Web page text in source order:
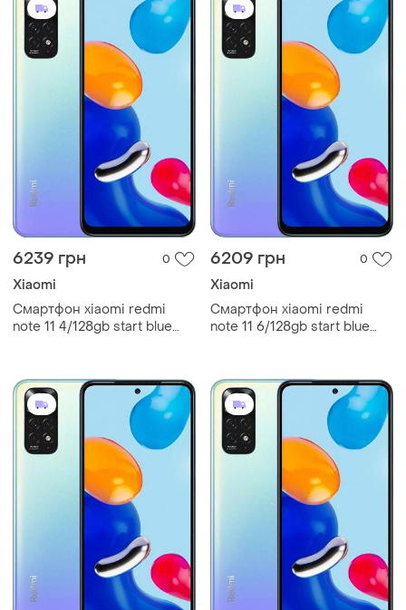
6239 грн 0
Xiaomi
Смартфон xiaomi redmi
note 11 4/128gb start blue
6209 грн 0
Xiaomi
Смартфон xiaomi redmi
note 11 6/128gb start blue